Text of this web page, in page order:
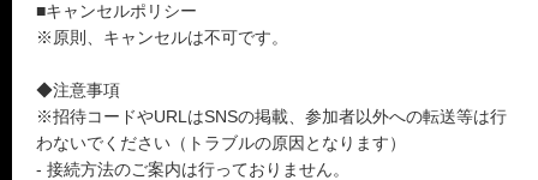
■キャンセルポリシー
※原則、キャンセルは不可です。
◆注意事項
※招待コードやURLはSNSの掲載、参加者以外への転送等は行
わないでください（トラブルの原因となります）
- 接続方法のご案内は行っておりません。